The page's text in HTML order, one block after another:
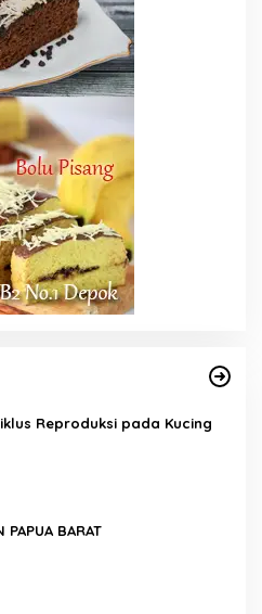
Reproduksi pada Kucing
PAPUA BARAT